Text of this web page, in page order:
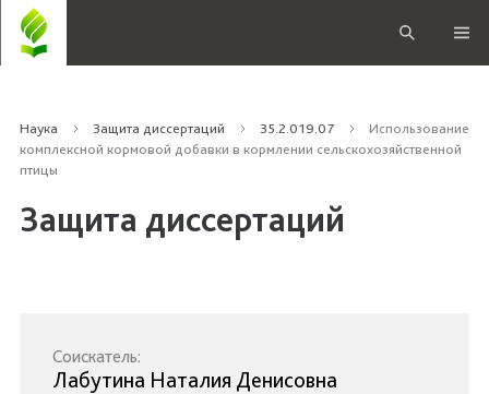
Наука Защита диссертаций 35.2.019.07
Использование
комплексной кормовой добавки в кормлении сельскохозяйственной
птицы
Защита диссертаций
Соискатель:
Лабутина Наталия Денисовна